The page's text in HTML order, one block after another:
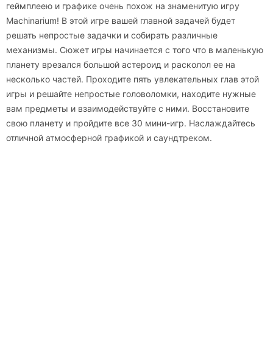
геймплеею и графике очень похож на знаменитую игру
Machinarium! В этой игре вашей главной задачей будет
решать непростые задачки и собирать различные
механизмы. Сюжет игры начинается с того что в маленькую
планету врезался большой астероид и расколол ее на
несколько частей. Проходите пять увлекательных глав этой
игры и решайте непростые головоломки, находите нужные
вам предметы и взаимодействуйте с ними. Восстановите
свою планету и пройдите все 30 мини-игр. Наслаждайтесь
отличной атмосферной графикой и саундтреком.